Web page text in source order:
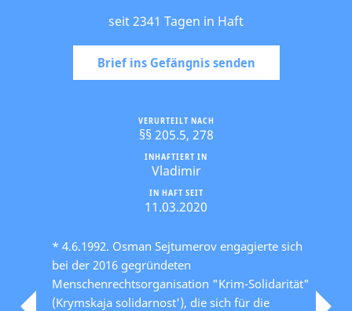
seit 2341 Tagen in Haft
Brief ins Gefängnis senden
IN HAFT SEIT
11.03.2020
INHAFTIERT IN
Vladimir
VERURTEILT NACH
§§ 205.5, 278
* 4.6.1992. Osman Sejtumerov engagierte sich
bei der 2016 gegründeten
Menschenrechtsorganisation "Krim-Solidarität"
(Krymskaja solidarnost'), die sich für die